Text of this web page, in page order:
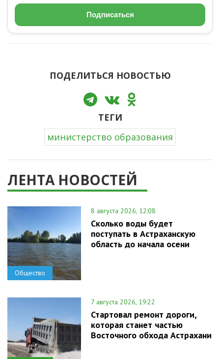
Подписаться
ПОДЕЛИТЬСЯ НОВОСТЬЮ
ТЕГИ
министерство образования
ЛЕНТА НОВОСТЕЙ
Общество
8 августа 2026, 12:08
Сколько воды будет
поступать в Астраханскую
область до начала осени
7 августа 2026, 19:22
Стартовал ремонт дороги,
которая станет частью
Восточного обхода Астрахани